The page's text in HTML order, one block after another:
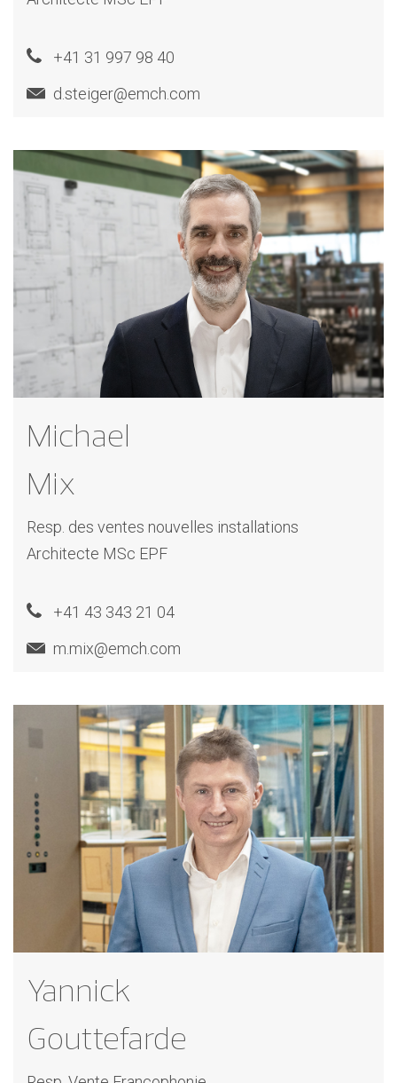
+41 31 997 98 40
d.steiger@emch.com
Michael
Mix
Resp. des ventes nouvelles installations
Architecte MSc EPF
+41 43 343 21 04
m.mix@emch.com
Yannick
Gouttefarde